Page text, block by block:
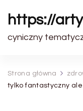
https://
cyniczny
Strona główna
tylko fantastyczny ale